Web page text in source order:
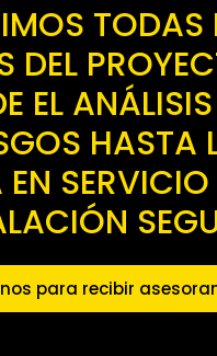
TODAS
DEL
EL
HASTA
EN
para recibir